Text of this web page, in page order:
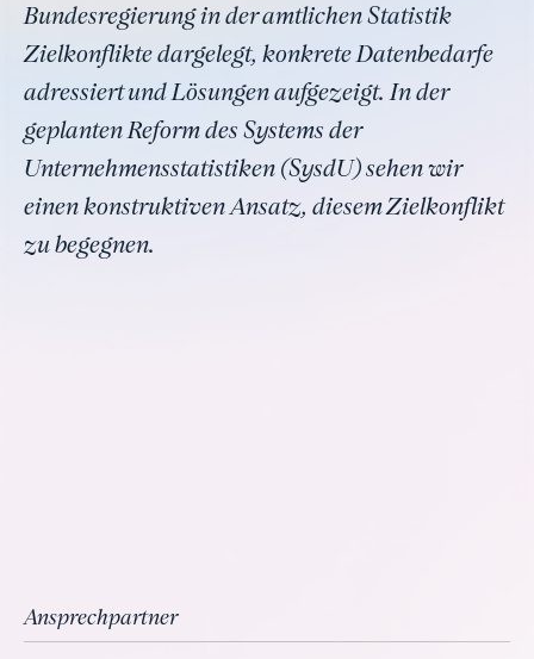
Bundesregierung in der amtlichen Statistik
Zielkonflikte dargelegt, konkrete Datenbedarfe
adressiert und Lösungen aufgezeigt. In der
geplanten Reform des Systems der
Unternehmensstatistiken (SysdU) sehen wir
einen konstruktiven Ansatz, diesem Zielkonflikt
zu begegnen.
Ansprechpartner